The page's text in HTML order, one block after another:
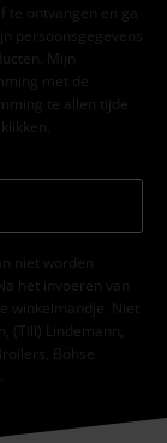
ontvangen en ga
persoonsgegevens
Mijn
met de
te allen tijde
niet worden
het invoeren van
winkelmandje. Niet
(Till) Lindemann,
Böhse